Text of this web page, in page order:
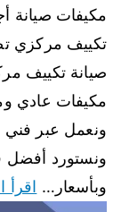
مكيفات صيانة
تكييف مركزي
صيانة تكييف
مكيفات عادي
ونعمل عبر
ونستورد أفضل
وبأسعار… اقرأ